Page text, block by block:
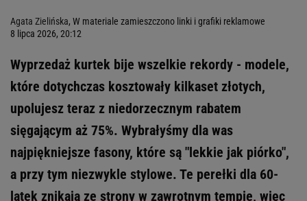
Agata Zielińska, W materiale zamieszczono linki i grafiki reklamowe
8 lipca 2026, 20:12
Wyprzedaż kurtek bije wszelkie rekordy - modele,
które dotychczas kosztowały kilkaset złotych,
upolujesz teraz z niedorzecznym rabatem
sięgającym aż 75%. Wybrałyśmy dla was
najpiękniejsze fasony, które są "lekkie jak piórko",
a przy tym niezwykle stylowe. Te perełki dla 60-
latek znikają ze strony w zawrotnym tempie, więc